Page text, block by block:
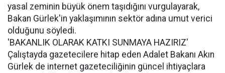
yasal zeminin büyük önem taşıdığını vurgulayarak,
Bakan Gürlek'in yaklaşımının sektör adına umut verici
olduğunu söyledi.
'BAKANLIK OLARAK KATKI SUNMAYA HAZIRIZ'
Çalıştayda gazetecilere hitap eden Adalet Bakanı Akın
Gürlek de internet gazeteciliğinin güncel ihtiyaçlara